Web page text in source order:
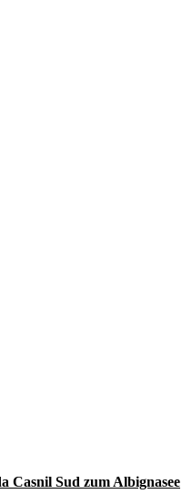
Casnil Sud zum Albignasee